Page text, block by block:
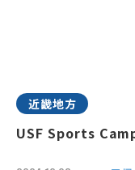
近畿地方
USF Sports